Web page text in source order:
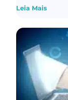
Leia Mais